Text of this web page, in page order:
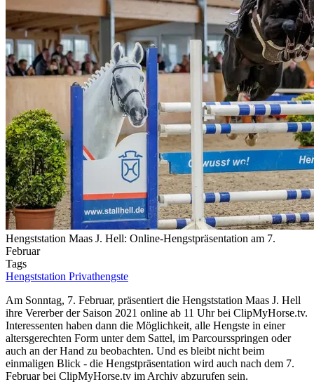
Hengststation Maas J. Hell: Online-Hengstpräsentation am 7.
Februar
Tags
Hengststation Privathengste
Am Sonntag, 7. Februar, präsentiert die Hengststation Maas J. Hell
ihre Vererber der Saison 2021 online ab 11 Uhr bei ClipMyHorse.tv.
Interessenten haben dann die Möglichkeit, alle Hengste in einer
altersgerechten Form unter dem Sattel, im Parcoursspringen oder
auch an der Hand zu beobachten. Und es bleibt nicht beim
einmaligen Blick - die Hengstpräsentation wird auch nach dem 7.
Februar bei ClipMyHorse.tv im Archiv abzurufen sein.